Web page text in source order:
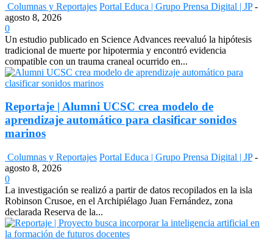
Columnas y Reportajes Portal Educa | Grupo Prensa Digital | JP -
agosto 8, 2026
0
Un estudio publicado en Science Advances reevaluó la hipótesis
tradicional de muerte por hipotermia y encontró evidencia
compatible con un trauma craneal ocurrido en...
Reportaje | Alumni UCSC crea modelo de
aprendizaje automático para clasificar sonidos
marinos
Columnas y Reportajes Portal Educa | Grupo Prensa Digital | JP -
agosto 8, 2026
0
La investigación se realizó a partir de datos recopilados en la isla
Robinson Crusoe, en el Archipiélago Juan Fernández, zona
declarada Reserva de la...